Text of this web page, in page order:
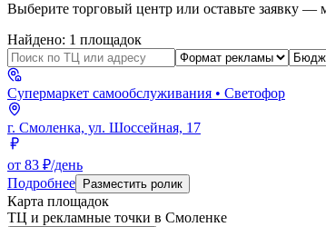
Выберите торговый центр или оставьте заявку
Найдено: 1 площадок
Супермаркет самообслуживания • Светофор
г. Смоленка, ул. Шоссейная, 17
от 83 ₽/день
Подробнее
Разместить ролик
Карта площадок
ТЦ и рекламные точки в Смоленке